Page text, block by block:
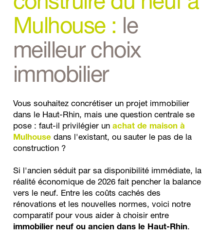
Mulhouse : le
meilleur choix
immobilier
Vous souhaitez concrétiser un projet immobilier
dans le Haut-Rhin, mais une question centrale se
pose : faut-il privilégier un achat de maison à
Mulhouse dans l'existant, ou sauter le pas de la
construction ?
Si l'ancien séduit par sa disponibilité immédiate, la
réalité économique de 2026 fait pencher la balance
vers le neuf. Entre les coûts cachés des
rénovations et les nouvelles normes, voici notre
comparatif pour vous aider à choisir entre
immobilier neuf ou ancien dans le Haut-Rhin.